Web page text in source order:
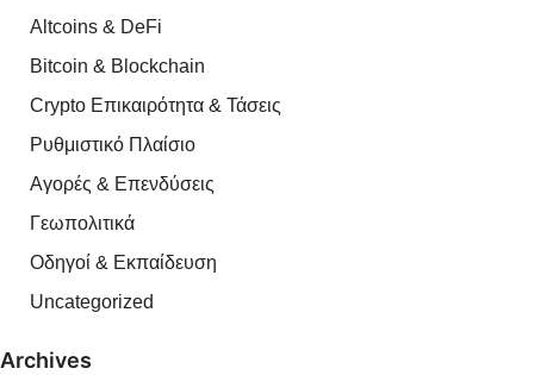
Altcoins & DeFi
Bitcoin & Blockchain
Crypto Επικαιρότητα & Τάσεις
Ρυθμιστικό Πλαίσιο
Αγορές & Επενδύσεις
Γεωπολιτικά
Οδηγοί & Εκπαίδευση
Uncategorized
Archives